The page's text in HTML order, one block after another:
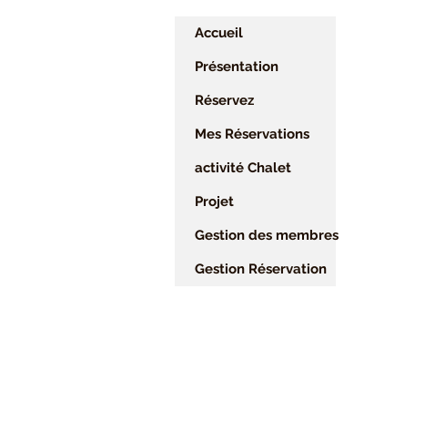
Accueil
Présentation
Réservez
Mes Réservations
activité Chalet
Projet
Gestion des membres
Gestion Réservation